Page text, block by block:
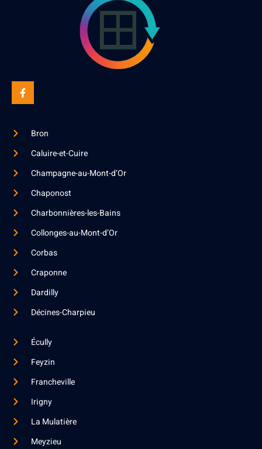
Bron
Caluire-et-Cuire
Champagne-au-Mont-d’Or
Chaponost
Charbonnières-les-Bains
Collonges-au-Mont-d’Or
Corbas
Craponne
Dardilly
Décines-Charpieu
Écully
Feyzin
Francheville
Irigny
La Mulatière
Meyzieu